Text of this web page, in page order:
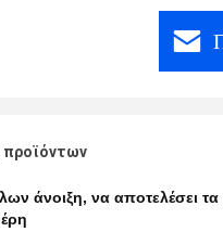
προϊόντων
άνοιξη, να αποτελέσει